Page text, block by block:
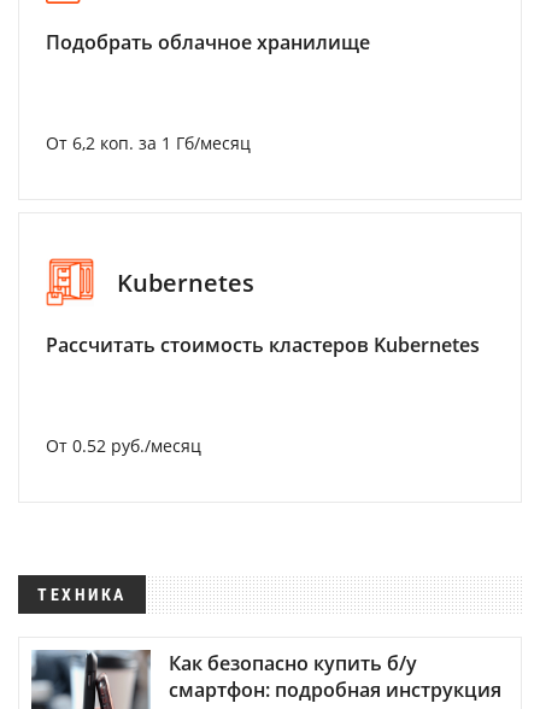
Подобрать облачное хранилище
От 6,2 коп. за 1 Гб/месяц
Kubernetes
Рассчитать стоимость кластеров Kubernetes
От 0.52 руб./месяц
ТЕХНИКА
Как безопасно купить б/у
смартфон: подробная инструкция